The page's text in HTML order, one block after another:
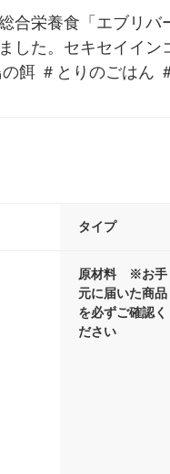
合栄養食「エブリ
した。セキセイイ
餌 ＃とりのごはん
タイプ
原材料 ※お手
元に届いた商品
を必ずご確認く
ださい